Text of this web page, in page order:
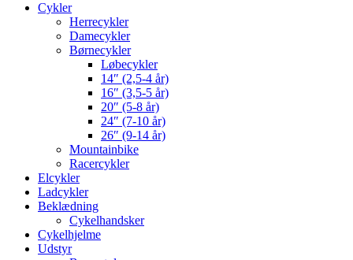
Cykler
Herrecykler
Damecykler
Børnecykler
Løbecykler
14″ (2,5-4 år)
16″ (3,5-5 år)
20″ (5-8 år)
24″ (7-10 år)
26″ (9-14 år)
Mountainbike
Racercykler
Elcykler
Ladcykler
Beklædning
Cykelhandsker
Cykelhjelme
Udstyr